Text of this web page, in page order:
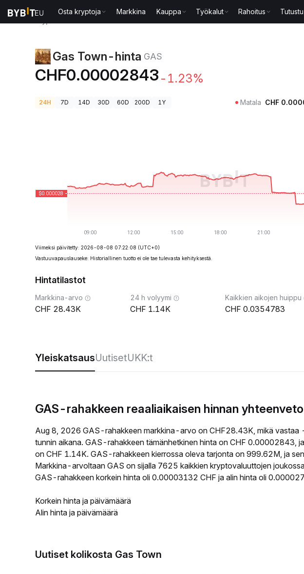
Osta kryptoja Markkina Kauppa Työkalut Rahoitus Tutustu
Gas Town-hinta GAS
CHF0.00002843 -1.23%
24H 7D 14D 30D 60D 200D 1Y Matala CHF
Viimeksi päivitetty: 2026-08-08 07:22:08 (UTC+0)
Vastuuvapauslauseke: Historiallinen tuotto ei ole tae tulevasta kehityksestä.
Hintatilastot
Markkina-arvo
28.43K
24 h volyymi
1.14K
Kaikkien aikojen huippu
0.0354783
YleiskatsausUutisetUKK:t
GAS-rahakkeen reaaliaikaisen hinnan yhteenveto
Aug 8, 2026 GAS-rahakkeen markkina-arvo on CHF28.43K, mikä
tunnin aikana. GAS-rahakkeen tämänhetkinen hinta on CHF 0.00002843,
on CHF 1.14K. GAS-rahakkeen kierrossa oleva tarjonta on 999.62M, ja
Markkina-arvoltaan GAS on sijalla 7625 kaikkien kryptovaluuttojen
GAS-rahakkeen korkein hinta oli 0.00003132 CHF ja alin hinta oli
Korkein hinta ja päivämäärä
Alin hinta ja päivämäärä
Uutiset kolikosta Gas Town